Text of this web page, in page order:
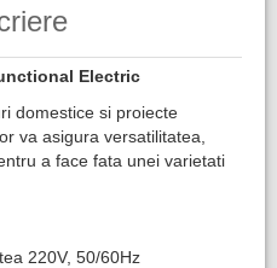
Electric
domestice si proiecte
va asigura versatilitatea,
a face fata unei varietati
220V, 50/60Hz